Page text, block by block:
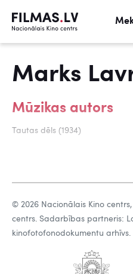
Marks
Mūzikas autors
Tautas dēls (1934)
© 2026 Nacionālais Kino
centrs. Sadarbības partneris:
kinofotofonodokumentu arhīvs.